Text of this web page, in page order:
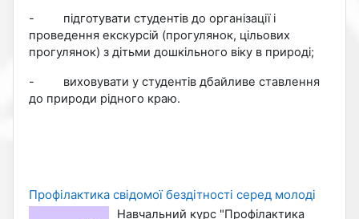
- підготувати студентів до організації і
проведення екскурсій (прогулянок, цільових
прогулянок) з дітьми дошкільного віку в природі;
- виховувати у студентів дбайливе ставлення
до природи рідного краю.
Профілактика свідомої бездітності серед молоді
Навчальний курс "Профілактика